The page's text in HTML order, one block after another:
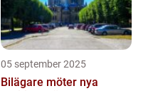
05 september 2025
Bilägare möter nya